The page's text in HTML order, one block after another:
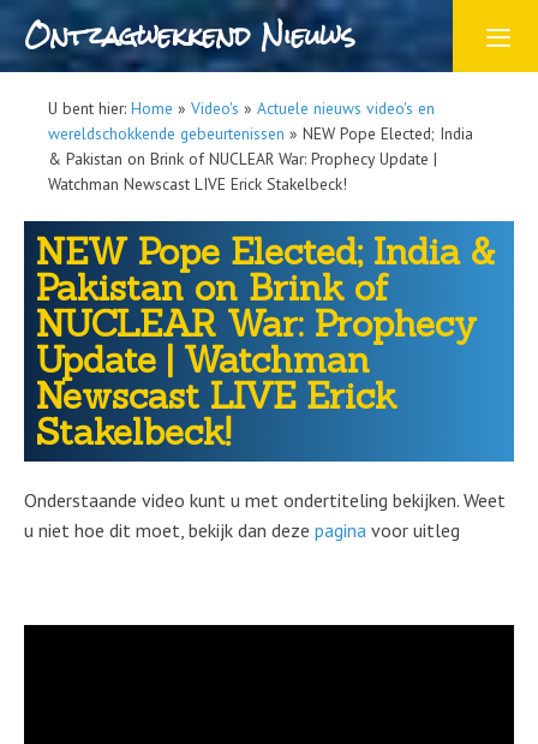
Ontzagwekkend Nieuws
U bent hier: Home » Video's » Actuele nieuws video's en
wereldschokkende gebeurtenissen » NEW Pope Elected; India
& Pakistan on Brink of NUCLEAR War: Prophecy Update |
Watchman Newscast LIVE Erick Stakelbeck!
NEW Pope Elected; India &
Pakistan on Brink of
NUCLEAR War: Prophecy
Update | Watchman
Newscast LIVE Erick
Stakelbeck!
Onderstaande video kunt u met ondertiteling bekijken. Weet
u niet hoe dit moet, bekijk dan deze pagina voor uitleg